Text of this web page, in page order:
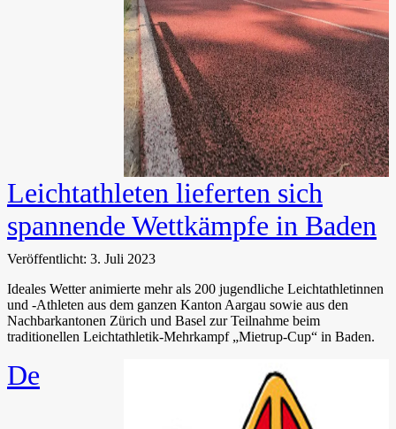
Leichtathleten lieferten sich
spannende Wettkämpfe in Baden
Veröffentlicht: 3. Juli 2023
Ideales Wetter animierte mehr als 200 jugendliche Leichtathletinnen
und -Athleten aus dem ganzen Kanton Aargau sowie aus den
Nachbarkantonen Zürich und Basel zur Teilnahme beim
traditionellen Leichtathletik-Mehrkampf „Mietrup-Cup“ in Baden.
De